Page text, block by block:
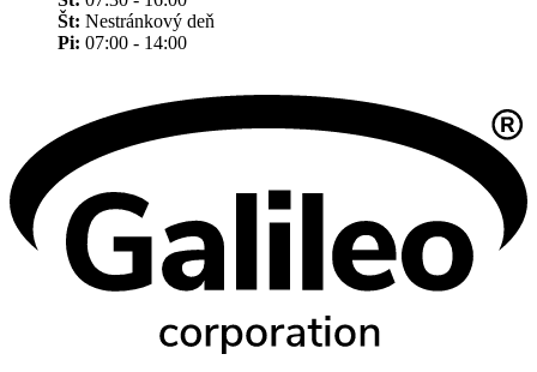
Št: Nestránkový deň
Pi: 07:00 - 14:00